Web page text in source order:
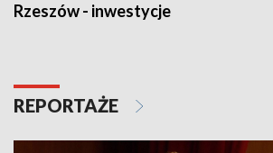
Rzeszów - inwestycje
REPORTAŻE